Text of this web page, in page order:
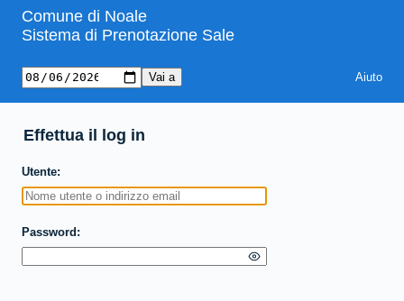
Comune di Noale
Sistema di Prenotazione Sale
Aiuto
Effettua il log in
Utente
Password